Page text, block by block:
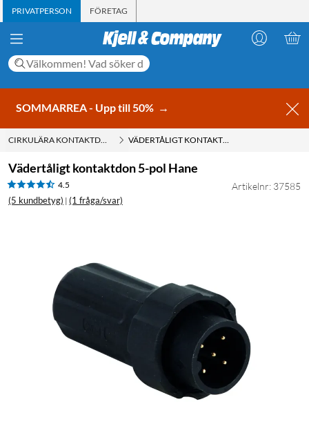
PRIVATPERSON FÖRETAG
SOMMARREA - Upp till 50% →
CIRKULÄRA KONTAKTDON VÄDERTÅLIGT KONTAKTDON 5-POL HANE
Vädertåligt kontaktdon 5-pol Hane
4.5
(5 kundbetyg) | (1 fråga/svar)
Artikelnr: 37585